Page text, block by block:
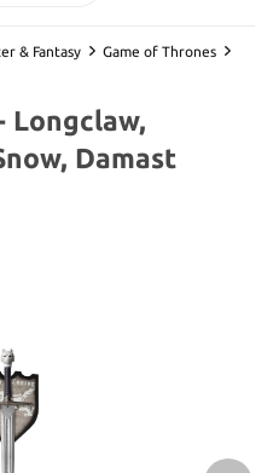
& Fantasy
Game of Thrones
Longclaw,
Damast